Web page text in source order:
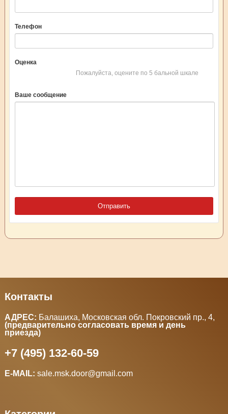
Телефон
Оценка
Пожалуйста, оцените по 5 бальной шкале
Ваше сообщение
Контакты
АДРЕС: Балашиха, Московская обл. Покровский пр., 4,
(предварительно согласовать время и день
приезда)
+7 (495) 132-60-59
E-MAIL: sale.msk.door@gmail.com